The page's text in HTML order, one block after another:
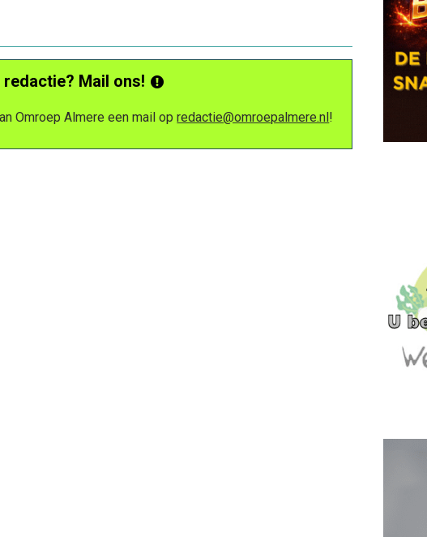
Mail ons!
Omroep Almere een mail opredactie@omroepalmere.nl!